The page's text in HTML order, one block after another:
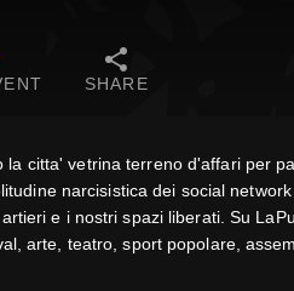
SHARE
citta' vetrina terreno d'affari per
narcisistica dei social
e i nostri spazi liberati. Su
arte, teatro, sport popolare,